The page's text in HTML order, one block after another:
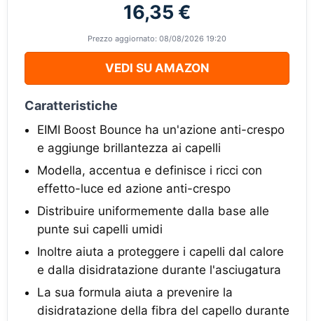
16,35 €
Prezzo aggiornato: 08/08/2026 19:20
VEDI SU AMAZON
Caratteristiche
EIMI Boost Bounce ha un'azione anti-crespo
e aggiunge brillantezza ai capelli
Modella, accentua e definisce i ricci con
effetto-luce ed azione anti-crespo
Distribuire uniformemente dalla base alle
punte sui capelli umidi
Inoltre aiuta a proteggere i capelli dal calore
e dalla disidratazione durante l'asciugatura
La sua formula aiuta a prevenire la
disidratazione della fibra del capello durante